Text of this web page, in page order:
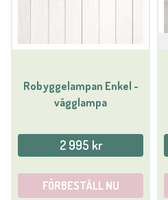
Robyggelampan Enkel -
vägglampa
2 995 kr
FÖRBESTÄLL NU